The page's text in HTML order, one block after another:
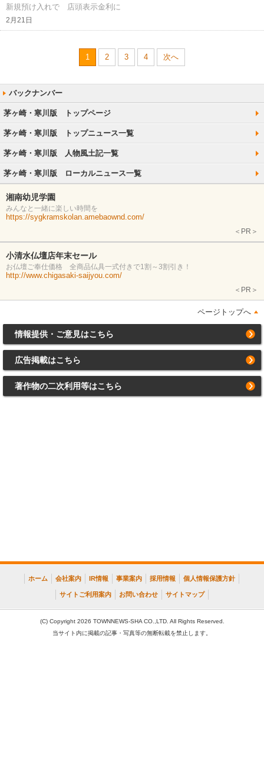
新規預け入れで 店頭表示金利に
2月21日
1 2 3 4 次へ
茅ヶ崎・寒川版 トップページ
茅ヶ崎・寒川版 トップニュース一覧
茅ヶ崎・寒川版 人物風土記一覧
茅ヶ崎・寒川版 ローカルニュース一覧
湘南幼児学園
みんなと一緒に楽しい時間を
https://sygkramskolan.amebaownd.com/
＜PR＞
小清水仏壇店年末セール
お仏壇ご奉仕価格 全商品仏具一式付きで1割～3割引き！
http://www.chigasaki-saijyou.com/
＜PR＞
ページトップへ
情報提供・ご意見はこちら
広告掲載はこちら
著作物の二次利用等はこちら
ホーム 会社案内 IR情報 事業案内 採用情報 個人情報保護方針
サイトご利用案内 お問い合わせ サイトマップ
(C) Copyright 2026 TOWNNEWS-SHA CO.,LTD. All Rights Reserved.
当サイト内に掲載の記事・写真等の無断転載を禁止します。